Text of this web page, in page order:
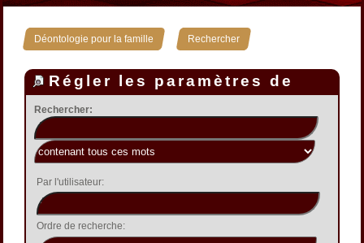
Déontologie pour la famille » Rechercher
Régler les paramètres de
recherche
Rechercher:
Par l'utilisateur:
Ordre de recherche: